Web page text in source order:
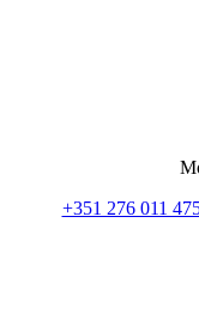
+351 276 011